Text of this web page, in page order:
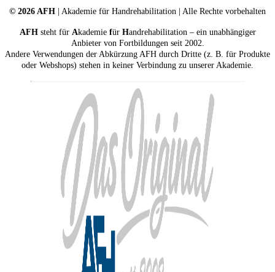
© 2026 AFH | Akademie für Handrehabilitation | Alle Rechte vorbehalten
AFH steht für Akademie für Handrehabilitation – ein unabhängiger
Anbieter von Fortbildungen seit 2002.
Andere Verwendungen der Abkürzung AFH durch Dritte (z. B. für Produkte
oder Webshops) stehen in keiner Verbindung zu unserer Akademie.